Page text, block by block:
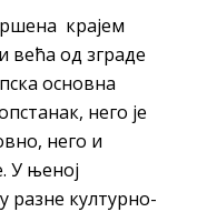
крајем
већа од зграде
основна
него је
него и
У њеној
разне културно-